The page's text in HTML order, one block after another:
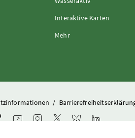
Interaktive Karten
Mehr
/
Facebook-Kanal des Ministeriums
Youtube-Kanal des
Instagram-Auftritt des
X-Account desBluesky-Account